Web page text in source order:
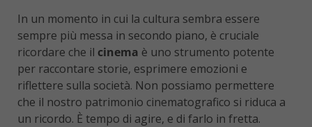
In un momento in cui la cultura sembra essere
sempre più messa in secondo piano, è cruciale
ricordare che il cinema è uno strumento potente
per raccontare storie, esprimere emozioni e
riflettere sulla società. Non possiamo permettere
che il nostro patrimonio cinematografico si riduca a
un ricordo. È tempo di agire, e di farlo in fretta.